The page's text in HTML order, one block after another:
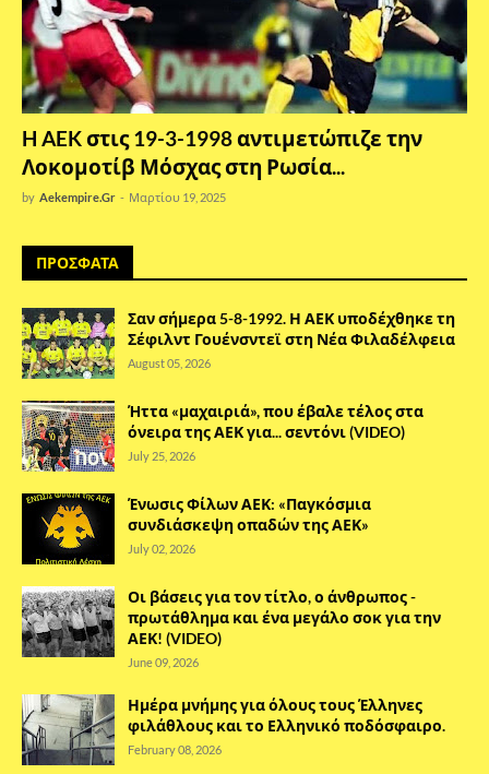
H AEK στις 19-3-1998 αντιμετώπιζε την
Λοκομοτίβ Μόσχας στη Ρωσία...
by Aekempire.Gr - Μαρτίου 19, 2025
ΠΡΟΣΦΑΤΑ
Σαν σήμερα 5-8-1992. Η ΑΕΚ υποδέχθηκε τη
Σέφιλντ Γουένσντεϊ στη Νέα Φιλαδέλφεια
August 05, 2026
Ήττα «μαχαιριά», που έβαλε τέλος στα
όνειρα της ΑΕΚ για... σεντόνι (VIDEO)
July 25, 2026
Ένωσις Φίλων ΑΕΚ: «Παγκόσμια
συνδιάσκεψη οπαδών της ΑΕΚ»
July 02, 2026
Οι βάσεις για τον τίτλο, ο άνθρωπος -
πρωτάθλημα και ένα μεγάλο σοκ για την
ΑΕΚ! (VIDEO)
June 09, 2026
Ημέρα μνήμης για όλους τους Έλληνες
φιλάθλους και το Ελληνικό ποδόσφαιρο.
February 08, 2026